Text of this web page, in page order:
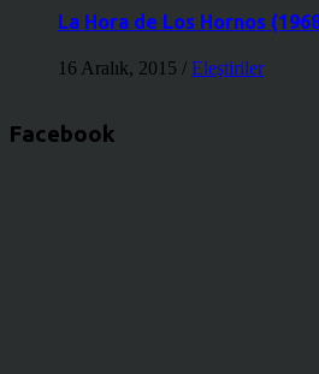
La Hora de Los Hornos
16 Aralık, 2015 / Eleştiriler
Facebook